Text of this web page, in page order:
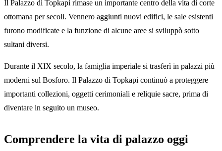
Il Palazzo di Topkapi rimase un importante centro della vita di corte
ottomana per secoli. Vennero aggiunti nuovi edifici, le sale esistenti
furono modificate e la funzione di alcune aree si sviluppò sotto
sultani diversi.
Durante il XIX secolo, la famiglia imperiale si trasferì in palazzi più
moderni sul Bosforo. Il Palazzo di Topkapi continuò a proteggere
importanti collezioni, oggetti cerimoniali e reliquie sacre, prima di
diventare in seguito un museo.
Comprendere la vita di palazzo oggi